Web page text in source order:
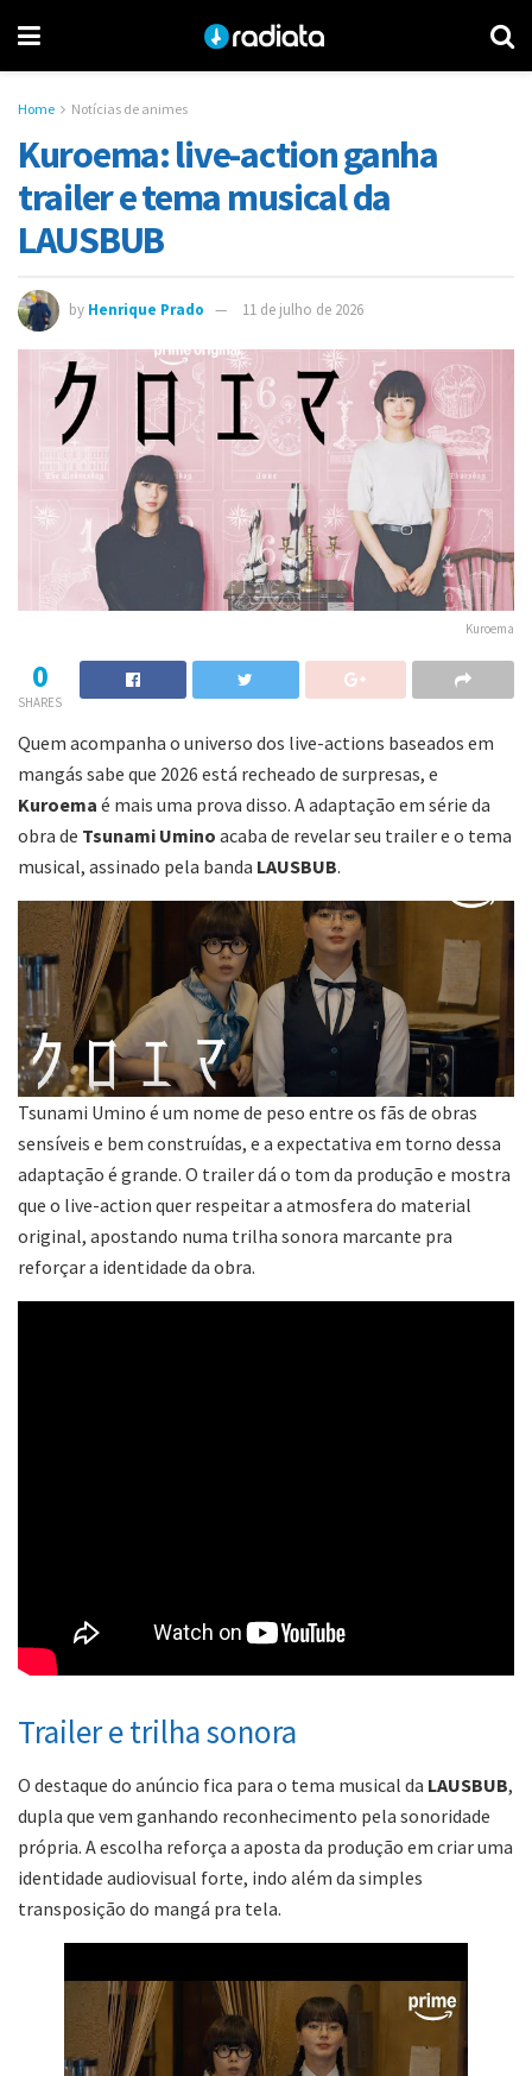
Home Notícias de animes
Kuroema: live-action ganha
trailer e tema musical da
LAUSBUB
by Henrique Prado 11 de julho de 2026
Kuroema
0
SHARES
Quem acompanha o universo dos live-actions baseados em
mangás sabe que 2026 está recheado de surpresas, e
Kuroema é mais uma prova disso. A adaptação em série da
obra de Tsunami Umino acaba de revelar seu trailer e o tema
musical, assinado pela banda LAUSBUB.
Tsunami Umino é um nome de peso entre os fãs de obras
sensíveis e bem construídas, e a expectativa em torno dessa
adaptação é grande. O trailer dá o tom da produção e mostra
que o live-action quer respeitar a atmosfera do material
original, apostando numa trilha sonora marcante pra
reforçar a identidade da obra.
Trailer e trilha sonora
O destaque do anúncio fica para o tema musical da LAUSBUB,
dupla que vem ganhando reconhecimento pela sonoridade
própria. A escolha reforça a aposta da produção em criar uma
identidade audiovisual forte, indo além da simples
transposição do mangá pra tela.